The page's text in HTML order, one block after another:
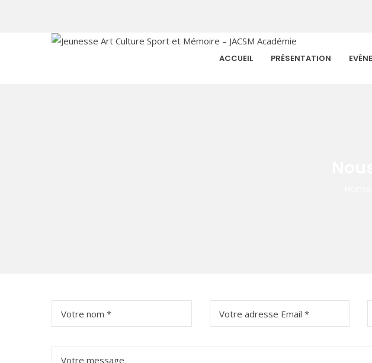
ACCUEIL PRÉSENTATION